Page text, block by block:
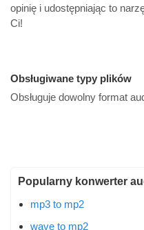
opinię i udostępniając to
Ci!
Obsługiwane typy plików
Obsługuje dowolny format
Popularny konwerter
mp3 to mp2
wave to mp2